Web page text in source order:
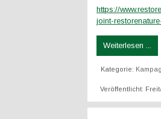
https://
joint-
Weiterlesen ...
Kategorie:
Veröffentlicht: